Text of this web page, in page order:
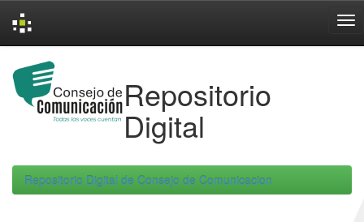
navigation
Repositorio
Digital
Repositorio Digital de Consejo de Comunicacion